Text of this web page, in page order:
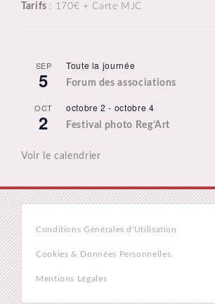
Tarifs : 170€ + Carte MJC
SEP
5
Toute la journée
Forum des associations
OCT
2
octobre 2 - octobre 4
Festival photo Reg’Art
Voir le calendrier
Conditions Générales d'Utilisation
Cookies & Données Personnelles
Mentions Légales